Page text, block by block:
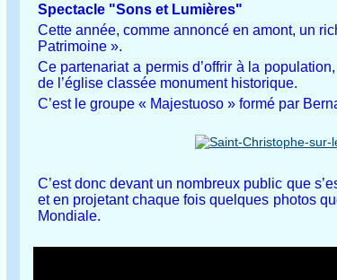
Spectacle "Sons et Lumières"
Cette année, comme annoncé en amont, un
Patrimoine ».
Ce partenariat a permis d’offrir à la
de l’église classée monument historique.
C’est le groupe « Majestuoso » formé par
C’est donc devant un nombreux public que
et en projetant chaque fois quelques photos
Mondiale.